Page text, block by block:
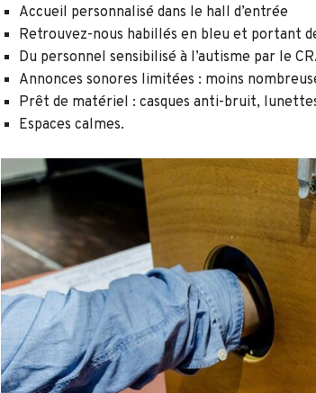
Accueil personnalisé dans le hall d’entrée
Retrouvez-nous habillés en bleu et portant
Du personnel sensibilisé à l’autisme par le
Annonces sonores limitées : moins
Prêt de matériel : casques anti-bruit,
Espaces calmes.